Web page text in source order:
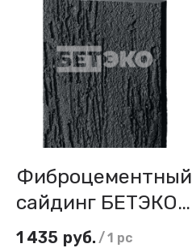
Фиброцементный
сайдинг БЕТЭКО,
Вудрок
1 435 руб. /1 pc